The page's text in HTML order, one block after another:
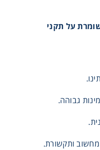
על תקני
מחשוב ותקשורת.